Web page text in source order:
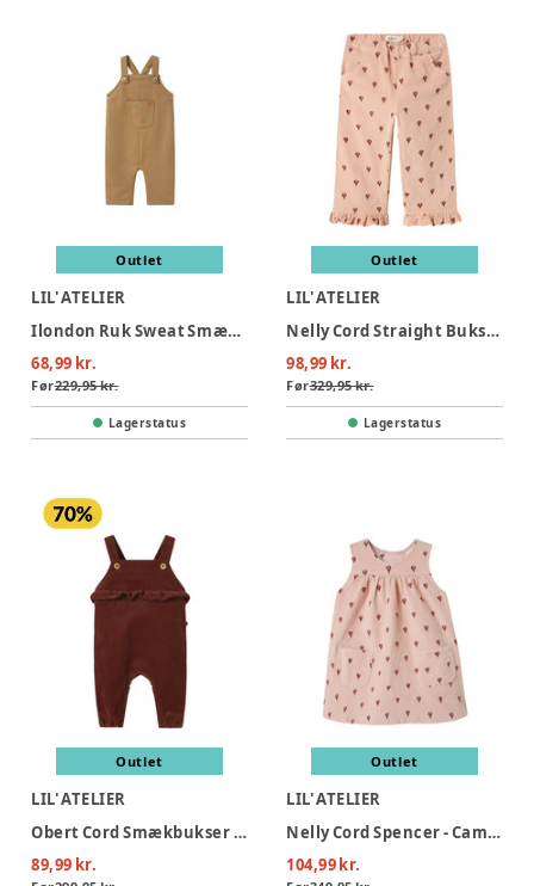
Outlet
LIL' ATELIER
Ilondon Ruk Sweat Smækbukser - Sepia Tint
68,99 kr.
Før229,95 kr.
Lagerstatus
Outlet
LIL' ATELIER
Nelly Cord Straight Bukser - Cameo Rose
98,99 kr.
Før329,95 kr.
Lagerstatus
Outlet
LIL' ATELIER
Obert Cord Smækbukser - Hot Chocolate
89,99 kr.
Outlet
LIL' ATELIER
Nelly Cord Spencer - Cameo Rose
104,99 kr.